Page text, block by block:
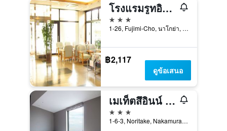
โรงแรมรูทอินน์ นาโงย่า ฮิงาชิ เบ็ทสึอิน
3 ดาว
1-26, Fujimi-Cho, นาโกย่า, ญี่ปุ่น
฿2,117
ดูข้อเสนอ
เมเท็ตสึอินน์ นาโกย่าเอกิ ชินกังเซ็นกุจิ
3 ดาว
1-6-3, Noritake, Nakamura-ku, นาโกย่า, ญี่ปุ่น